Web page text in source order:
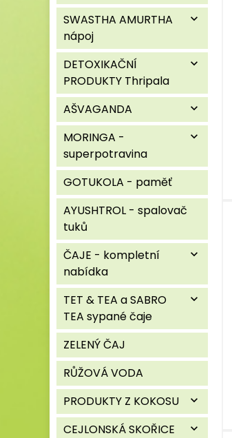
SWASTHA AMURTHA
nápoj
expand_more
DETOXIKAČNÍ
PRODUKTY Thripala
expand_more
AŠVAGANDA expand_more
MORINGA -
superpotravina
expand_more
GOTUKOLA - paměť
AYUSHTROL - spalovač
tuků
ČAJE - kompletní
nabídka
expand_more
TET & TEA a SABRO
TEA sypané čaje
expand_more
ZELENÝ ČAJ
RŮŽOVÁ VODA
PRODUKTY Z KOKOSU
expand_more
CEJLONSKÁ SKOŘICE expand_more